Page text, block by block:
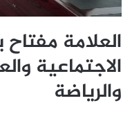
العلامة
الاجتماعية
والرياضة